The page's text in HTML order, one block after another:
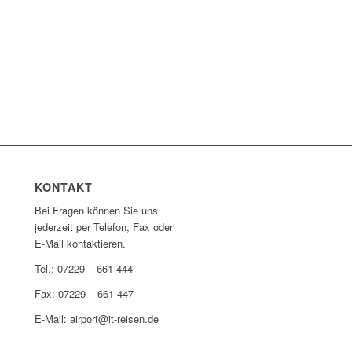
KONTAKT
Bei Fragen können Sie uns
jederzeit per Telefon, Fax oder
E-Mail kontaktieren.
Tel.: 07229 – 661 444
Fax: 07229 – 661 447
E-Mail: airport@it-reisen.de